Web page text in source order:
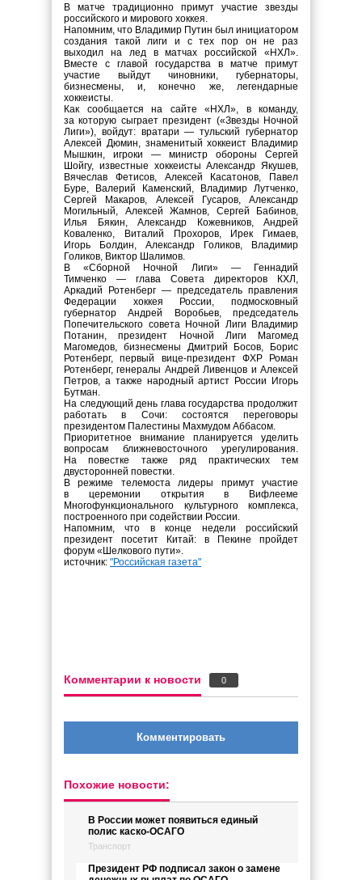
В матче традиционно примут участие звезды
российского и мирового хоккея.
Напомним, что Владимир Путин был инициатором
создания такой лиги и с тех пор он не раз
выходил на лед в матчах российской «НХЛ».
Вместе с главой государства в матче примут
участие выйдут чиновники, губернаторы,
бизнесмены, и, конечно же, легендарные
хоккеисты.
Как сообщается на сайте «НХЛ», в команду,
за которую сыграет президент («Звезды Ночной
Лиги»), войдут: вратари — тульский губернатор
Алексей Дюмин, знаменитый хоккеист Владимир
Мышкин, игроки — министр обороны Сергей
Шойгу, известные хоккеисты Александр Якушев,
Вячеслав Фетисов, Алексей Касатонов, Павел
Буре, Валерий Каменский, Владимир Лутченко,
Сергей Макаров, Алексей Гусаров, Александр
Могильный, Алексей Жамнов, Сергей Бабинов,
Илья Бякин, Александр Кожевников, Андрей
Коваленко, Виталий Прохоров, Ирек Гимаев,
Игорь Болдин, Александр Голиков, Владимир
Голиков, Виктор Шалимов.
В «Сборной Ночной Лиги» — Геннадий
Тимченко — глава Совета директоров КХЛ,
Аркадий Ротенберг — председатель правления
Федерации хоккея России, подмосковный
губернатор Андрей Воробьев, председатель
Попечительского совета Ночной Лиги Владимир
Потанин, президент Ночной Лиги Магомед
Магомедов, бизнесмены Дмитрий Босов, Борис
Ротенберг, первый вице-президент ФХР Роман
Ротенберг, генералы Андрей Ливенцов и Алексей
Петров, а также народный артист России Игорь
Бутман.
На следующий день глава государства продолжит
работать в Сочи: состоятся переговоры
президентом Палестины Махмудом Аббасом.
Приоритетное внимание планируется уделить
вопросам ближневосточного урегулирования.
На повестке также ряд практических тем
двусторонней повестки.
В режиме телемоста лидеры примут участие
в церемонии открытия в Вифлееме
Многофункционального культурного комплекса,
построенного при содействии России.
Напомним, что в конце недели российский
президент посетит Китай: в Пекине пройдет
форум «Шелкового пути».
источник: "Российская газета"
Комментарии к новости 0
Комментировать
Похожие новости:
В России может появиться единый
полис каско-ОСАГО
Транспорт
Президент РФ подписал закон о замене